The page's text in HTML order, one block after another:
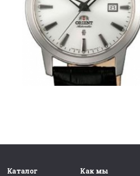
Каталог
Как мы